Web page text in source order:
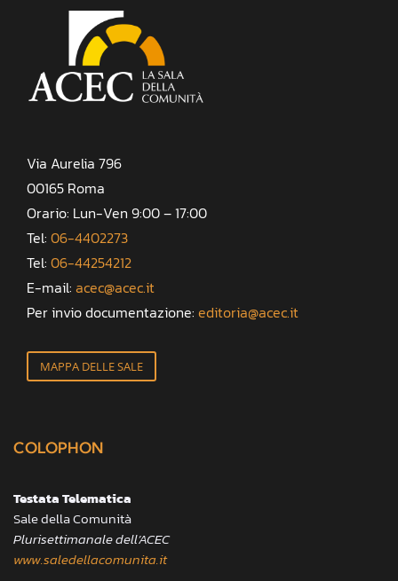
Via Aurelia 796
00165 Roma
Orario: Lun-Ven 9:00 – 17:00
Tel: 06-4402273
Tel: 06-44254212
E-mail: acec@acec.it
Per invio documentazione: editoria@acec.it
MAPPA DELLE SALE
COLOPHON
Testata Telematica
Sale della Comunità
Plurisettimanale dell’ACEC
www.saledellacomunita.it